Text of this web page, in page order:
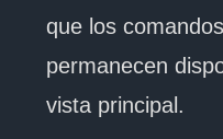
que los
permanecen
vista principal.